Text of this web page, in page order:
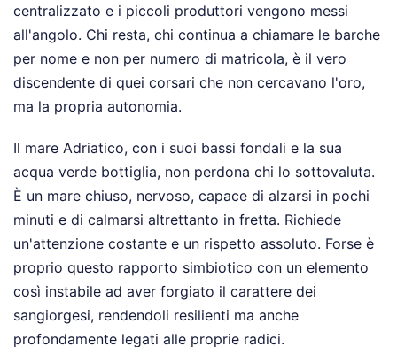
centralizzato e i piccoli produttori vengono messi
all'angolo. Chi resta, chi continua a chiamare le barche
per nome e non per numero di matricola, è il vero
discendente di quei corsari che non cercavano l'oro,
ma la propria autonomia.
Il mare Adriatico, con i suoi bassi fondali e la sua
acqua verde bottiglia, non perdona chi lo sottovaluta.
È un mare chiuso, nervoso, capace di alzarsi in pochi
minuti e di calmarsi altrettanto in fretta. Richiede
un'attenzione costante e un rispetto assoluto. Forse è
proprio questo rapporto simbiotico con un elemento
così instabile ad aver forgiato il carattere dei
sangiorgesi, rendendoli resilienti ma anche
profondamente legati alle proprie radici.